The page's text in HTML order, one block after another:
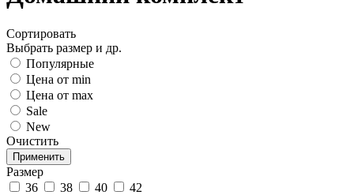
Сортировать
Выбрать размер и др.
Популярные
Цена от min
Цена от max
Sale
New
Очистить
Размер
36
38 40
42